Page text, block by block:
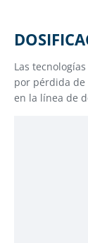
Las
por pérdida de
en la línea de